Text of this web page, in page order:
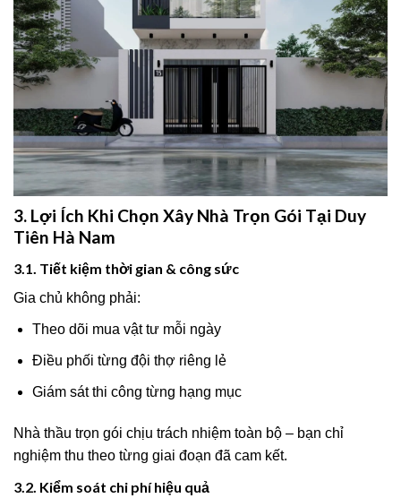
3. Lợi Ích Khi Chọn Xây Nhà Trọn Gói Tại Duy
Tiên Hà Nam
3.1. Tiết kiệm thời gian & công sức
Gia chủ không phải:
Theo dõi mua vật tư mỗi ngày
Điều phối từng đội thợ riêng lẻ
Giám sát thi công từng hạng mục
Nhà thầu trọn gói chịu trách nhiệm toàn bộ – bạn chỉ
nghiệm thu theo từng giai đoạn đã cam kết.
3.2. Kiểm soát chi phí hiệu quả